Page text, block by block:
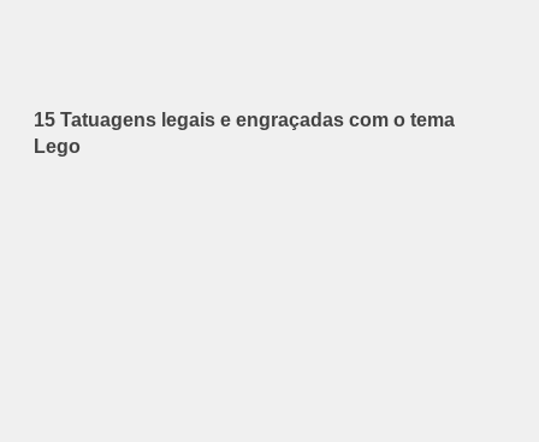
15 Tatuagens legais e engraçadas com o tema
Lego